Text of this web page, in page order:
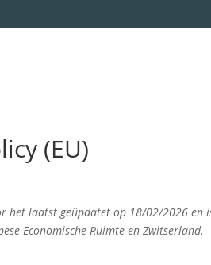
(EU)
het laatst geüpdatet op 18/02/2026 en
Economische Ruimte en Zwitserland.